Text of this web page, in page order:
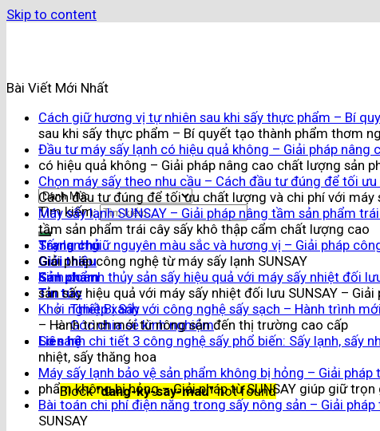
Skip to content
Tìm kiếm:
Trang chủ
Giới thiệu
Sản phẩm
Tin tức
Thiết Bị Sấy
Góc chia sẻ kinh nghiệm
Liên hệ
Block"dang-ky-say-mau"not found
Bài Viết Mới Nhất
Cách giữ hương vị tự nhiên sau khi sấy thực phẩm – Bí
sau khi sấy thực phẩm – Bí quyết tạo thành phẩm thơm
Đầu tư máy sấy lạnh có hiệu quả không – Giải pháp
có hiệu quả không – Giải pháp nâng cao chất lượng sản
Chọn máy sấy theo nhu cầu – Cách đầu tư đúng để tối
Cách đầu tư đúng để tối ưu chất lượng và chi phí với máy
Máy sấy lạnh SUNSAY – Giải pháp nâng tầm sản phẩm
tầm sản phẩm trái cây sấy khô thập cẩm chất lượng cao
Sấy lạnh giữ nguyên màu sắc và hương vị – Giải pháp
Giải pháp công nghệ từ máy sấy lạnh SUNSAY
Kinh doanh thủy sản sấy hiệu quả với máy sấy nhiệt đối
sản sấy hiệu quả với máy sấy nhiệt đối lưu SUNSAY –
Khởi nghiệp xanh với công nghệ sấy sạch – Hành trình
– Hành trình mới từ nông sản đến thị trường cao cấp
So sánh chi tiết 3 công nghệ sấy phổ biến: Sấy lạnh, sấy
nhiệt, sấy thăng hoa
Máy sấy lạnh bảo vệ sản phẩm không bị hỏng – Giải
phẩm không bị hỏng – Giải pháp từ SUNSAY giúp giữ
Bài toán chi phí điện năng trong sấy nông sản – Giải pháp
SUNSAY